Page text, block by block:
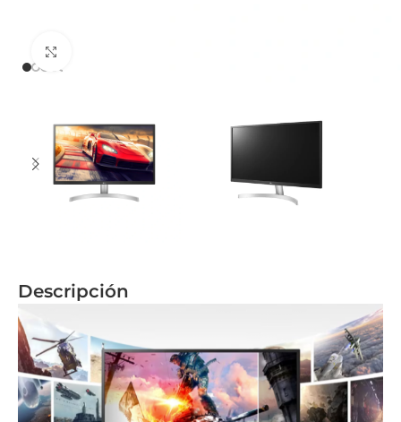
Descripción